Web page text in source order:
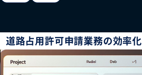
道路占用許可申請業務の効率化